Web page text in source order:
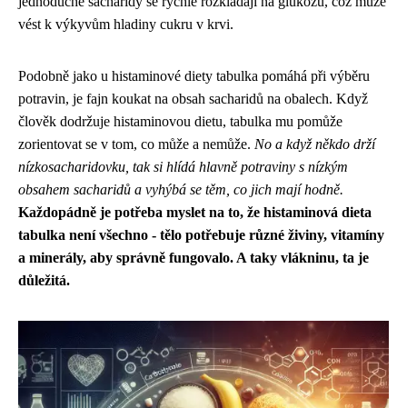
vést k výkyvům hladiny cukru v krvi.
Podobně jako u histaminové diety tabulka pomáhá při výběru
potravin, je fajn koukat na obsah sacharidů na obalech. Když
člověk dodržuje histaminovou dietu, tabulka mu pomůže
zorientovat se v tom, co může a nemůže. No a když někdo drží
nízkosacharidovku, tak si hlídá hlavně potraviny s nízkým
obsahem sacharidů a vyhýbá se těm, co jich mají hodně.
Každopádně je potřeba myslet na to, že histaminová dieta
tabulka není všechno - tělo potřebuje různé živiny, vitamíny
a minerály, aby správně fungovalo. A taky vlákninu, ta je
důležitá.